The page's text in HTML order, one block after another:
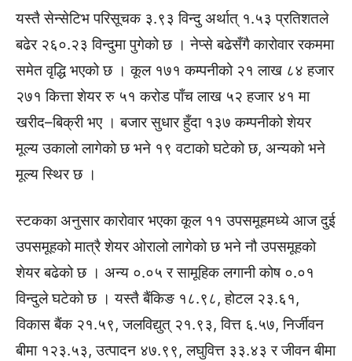
यस्तै सेन्सेटिभ परिसूचक ३.९३ विन्दु अर्थात् १.५३ प्रतिशतले
बढेर २६०.२३ विन्दुमा पुगेको छ । नेप्से बढेसँगै कारोवार रकममा
समेत वृद्धि भएको छ । कूल १७१ कम्पनीको २१ लाख ८४ हजार
२७१ कित्ता शेयर रु ५१ करोड पाँच लाख ५२ हजार ४१ मा
खरीद–बिक्री भए । बजार सुधार हुँदा १३७ कम्पनीको शेयर
मूल्य उकालो लागेको छ भने १९ वटाको घटेको छ, अन्यको भने
मूल्य स्थिर छ ।
स्टकका अनुसार कारोवार भएका कूल ११ उपसमूहमध्ये आज दुई
उपसमूहको मात्रै शेयर ओरालो लागेको छ भने नौ उपसमूहको
शेयर बढेको छ । अन्य ०.०५ र सामूहिक लगानी कोष ०.०१
विन्दुले घटेको छ । यस्तै बैंकिङ १८.९८, होटल २३.६१,
विकास बैंक २१.५९, जलविद्युत् २१.९३, वित्त ६.५७, निर्जीवन
बीमा १२३.५३, उत्पादन ४७.९९, लघुवित्त ३३.४३ र जीवन बीमा